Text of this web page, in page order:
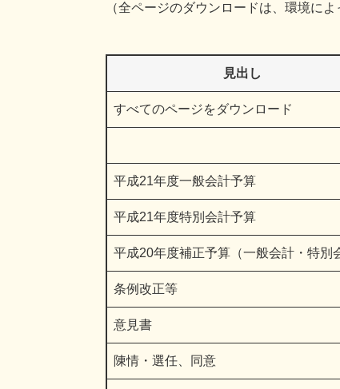
（全ページのダウンロードは、環境に
見出し
すべてのページをダウンロード
平成21年度一般会計予算
平成21年度特別会計予算
平成20年度補正予算（一般会計・特別
条例改正等
意見書
陳情・選任、同意